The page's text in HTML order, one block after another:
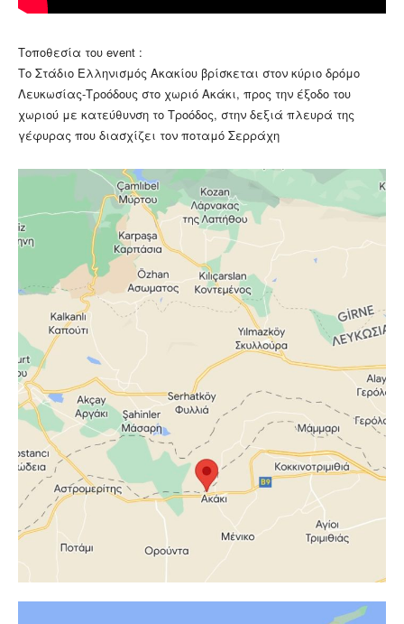
Τοποθεσία του event :
Το Στάδιο Ελληνισμός Ακακίου βρίσκεται στον κύριο δρόμο
Λευκωσίας-Τροόδους στο χωριό Ακάκι, προς την έξοδο του
χωριού με κατεύθυνση το Τροόδος, στην δεξιά πλευρά της
γέφυρας που διασχίζει τον ποταμό Σερράχη